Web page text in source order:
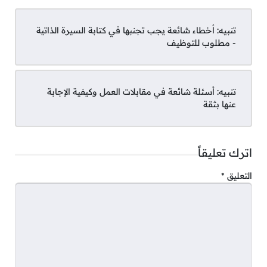
في كتابة السيرة الذاتية‘للحصول على
رؤية متكاملة حول كيفية تحسين سيرتك
الذاتية.”
استخدم عناوين واضحة
“الخبرات العملية”، “المهارات”، “التعليم”،
تنبيه: أخطاء شائعة يجب تجنبها في كتابة السيرة الذاتية
- مطلوب للتوظيف
تنبيه: أسئلة شائعة في مقابلات العمل وكيفية الإجابة
عنها بثقة
اترك تعليقاً
التعليق *